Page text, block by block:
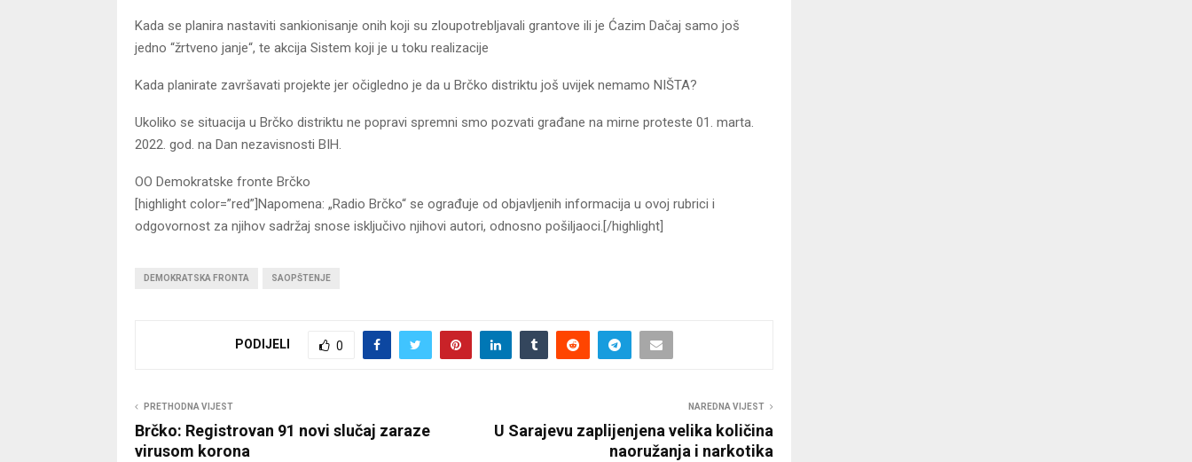
Kada se planira nastaviti sankionisanje onih koji su zloupotrebljavali grantove ili je Ćazim Dačaj samo još
jedno “žrtveno janje“, te akcija Sistem koji je u toku realizacije
Kada planirate završavati projekte jer očigledno je da u Brčko distriktu još uvijek nemamo NIŠTA?
Ukoliko se situacija u Brčko distriktu ne popravi spremni smo pozvati građane na mirne proteste 01. marta.
2022. god. na Dan nezavisnosti BIH.
OO Demokratske fronte Brčko
[highlight color=”red”]Napomena: „Radio Brčko“ se ograđuje od objavljenih informacija u ovoj rubrici i
odgovornost za njihov sadržaj snose isključivo njihovi autori, odnosno pošiljaoci.[/highlight]
DEMOKRATSKA FRONTA SAOPŠTENJE
PODIJELI 0
PRETHODNA VIJEST
Brčko: Registrovan 91 novi slučaj zaraze
virusom korona
NAREDNA VIJEST
U Sarajevu zaplijenjena velika količina
naoružanja i narkotika